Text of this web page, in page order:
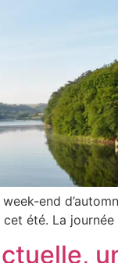
end
cet été. La